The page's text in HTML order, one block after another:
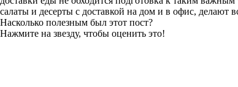
салаты и десерты с доставкой на дом и в офис,
Насколько полезным был этот пост?
Нажмите на звезду, чтобы оценить это!